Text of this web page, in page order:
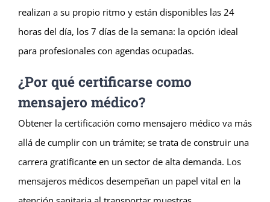
realizan a su propio ritmo y están disponibles las 24
horas del día, los 7 días de la semana: la opción ideal
para profesionales con agendas ocupadas.
¿Por qué certificarse como
mensajero médico?
Obtener la certificación como mensajero médico va más
allá de cumplir con un trámite; se trata de construir una
carrera gratificante en un sector de alta demanda. Los
mensajeros médicos desempeñan un papel vital en la